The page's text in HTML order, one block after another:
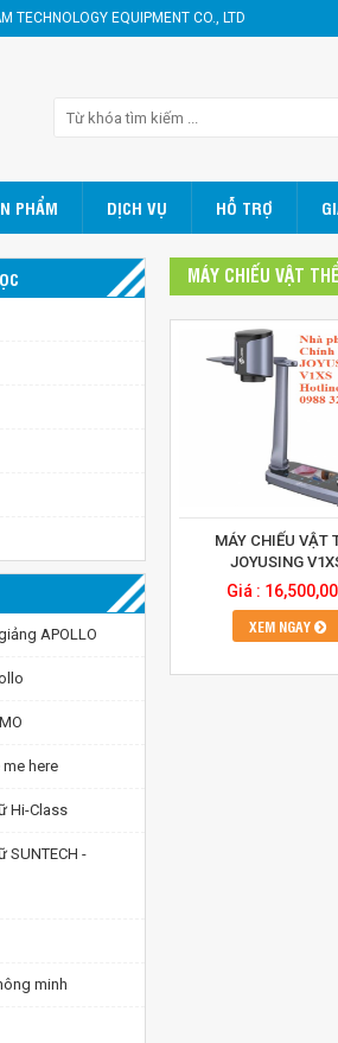
TECHNOLOGY EQUIPMENT CO., LTD
PHẨM DỊCH VỤ HỖ TRỢ
MÁY CHIẾU VẬT
MÁY CHIẾU VẬT
JOYUSING
Giá :
XEM NGAY
APOLLO
here
Hi-Class
SUNTECH -
minh